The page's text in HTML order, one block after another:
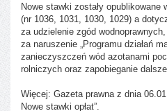
Nowe stawki zostały opublikowane
(nr 1036, 1031, 1030, 1029) a
za udzielenie zgód
za naruszenie „Programu działań
zanieczyszczeń wód azotanami
rolniczych oraz zapobieganie
Więcej: Gazeta prawna z dnia
Nowe stawki opłat”.